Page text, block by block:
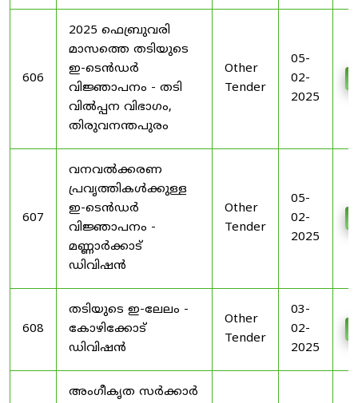
606
2025 ഫെബ്രുവരി
മാസത്തെ തടിയുടെ
ഇ-ടെൻഡർ
വിജ്ഞാപനം - തടി
വിൽപ്പന വിഭാഗം,
തിരുവനന്തപുരം
Other
Tender
05-
02-
2025
607
വനവൽക്കരണ
പ്രവൃത്തികൾക്കുള്ള
ഇ-ടെൻഡർ
വിജ്ഞാപനം -
മണ്ണാർക്കാട്
ഡിവിഷൻ
Other
Tender
05-
02-
2025
608
തടിയുടെ ഇ-ലേലം -
കോഴിക്കോട്
ഡിവിഷൻ
Other
Tender
03-
02-
2025
അംഗീകൃത സർക്കാർ